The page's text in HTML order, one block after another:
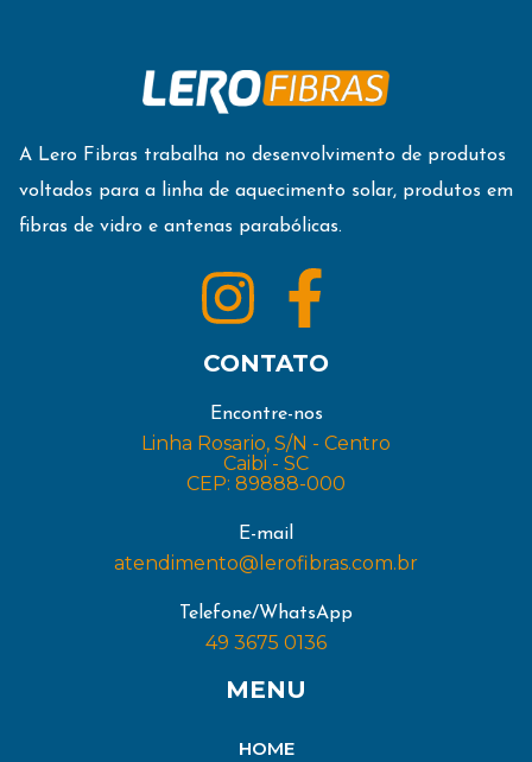
A Lero Fibras trabalha no desenvolvimento de produtos
voltados para a linha de aquecimento solar, produtos em
fibras de vidro e antenas parabólicas.
CONTATO
Encontre-nos
Linha Rosario, S/N - Centro
Caibi - SC
CEP: 89888-000
E-mail
atendimento@lerofibras.com.br
Telefone/WhatsApp
49 3675 0136
MENU
HOME